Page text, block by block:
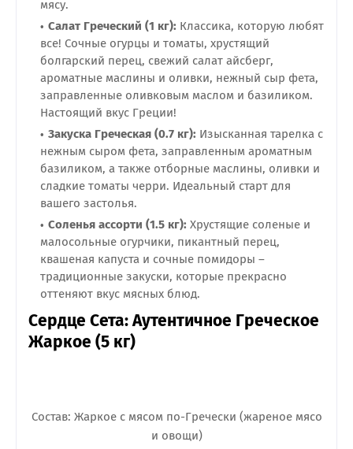
мясу.
Салат Греческий (1 кг): Классика, которую любят
все! Сочные огурцы и томаты, хрустящий
болгарский перец, свежий салат айсберг,
ароматные маслины и оливки, нежный сыр фета,
заправленные оливковым маслом и базиликом.
Настоящий вкус Греции!
Закуска Греческая (0.7 кг): Изысканная тарелка с
нежным сыром фета, заправленным ароматным
базиликом, а также отборные маслины, оливки и
сладкие томаты черри. Идеальный старт для
вашего застолья.
Соленья ассорти (1.5 кг): Хрустящие соленые и
малосольные огурчики, пикантный перец,
квашеная капуста и сочные помидоры –
традиционные закуски, которые прекрасно
оттеняют вкус мясных блюд.
Сердце Сета: Аутентичное Греческое
Жаркое (5 кг)
Состав: Жаркое с мясом по-Гречески (жареное мясо
и овощи)